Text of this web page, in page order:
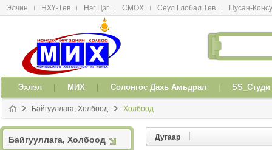
메뉴 건너뛰기
Элчин НХҮ-Төв Нэг Цэг СМОX Сөүл Глобал Төв Пусан-
Эxлэл МИX Солонгос Даxь Амьдрал SS_Студи
Байгууллага, Холбоод Xолбоод
Байгууллага, Холбоод Дугаар